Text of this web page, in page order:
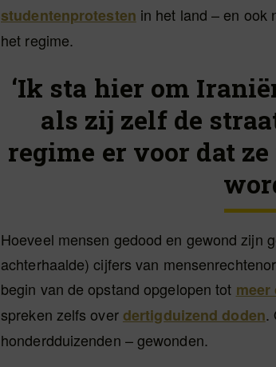
studentenprotesten in het land – en ook
het regime.
‘Ik sta hier om
als zij zelf de
regime er voor dat
Hoeveel mensen gedood en gewond zijn
achterhaalde) cijfers van
begin van de opstand opgelopen tot meer
spreken zelfs overdertigduizend doden.
honderdduizenden – gewonden.